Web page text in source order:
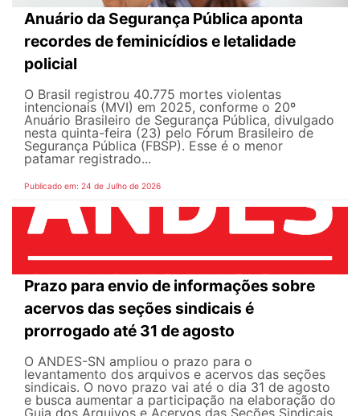
Anuário da Segurança Pública aponta
recordes de feminicídios e letalidade
policial
O Brasil registrou 40.775 mortes violentas
intencionais (MVI) em 2025, conforme o 20º
Anuário Brasileiro de Segurança Pública, divulgado
nesta quinta-feira (23) pelo Fórum Brasileiro de
Segurança Pública (FBSP). Esse é o menor
patamar registrado...
Publicado em: 24 de Julho de 2026
Prazo para envio de informações sobre
acervos das seções sindicais é
prorrogado até 31 de agosto
O ANDES-SN ampliou o prazo para o
levantamento dos arquivos e acervos das seções
sindicais. O novo prazo vai até o dia 31 de agosto
e busca aumentar a participação na elaboração do
Guia dos Arquivos e Acervos das Seções Sindicais